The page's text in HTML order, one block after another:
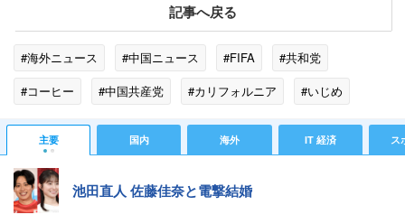
記事へ戻る
#海外ニュース #中国ニュース #FIFA
#共和党
#コーヒー
#中国共産党 #カリフォルニア
#いじめ
#台湾
#IOC #共産党 #受験
主要 国内 海外 IT 経済 ス
池田直人 佐藤佳奈と電撃結婚